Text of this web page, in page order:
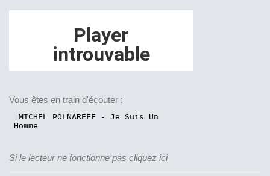
Vous êtes en train d'écouter :
Si le lecteur ne fonctionne pas cliquez ici